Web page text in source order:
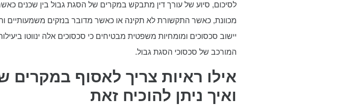
לסיכום, סיוע של עורך דין מתבקש במקרים של הסגת גבול בין שכנים
מכוונת, כאשר התקשורת לא תקינה או כאשר מדובר בנזקים משמעותיים
יישוב סכסוכים ומומחיות משפטית מבטיחים כי סכסוכים אלה ינווטו
המורכב של סכסוכי הסגת גבול.
אילו ראיות צריך לאסוף
ואיך ניתן להוכיח זאת